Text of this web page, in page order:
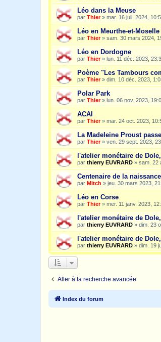
Léo dans la Meuse
par Thier» mar. 16 juil. 2024,
Léo en Meurthe-et-Moselle
par Thier» sam. 30 mars 2024,
Léo en Dordogne
par Thier» lun. 11 déc. 2023,
Poème "Les Tambours
par Thier» dim. 10 déc. 2023,
Polar Park
par Thier» lun. 06 nov. 2023,
ACAI
par Thier» mar. 24 oct. 2023,
La Madeleine Proust
par Thier» ven. 29 sept. 2023,
l'atelier monétaire de Dole,
par thierry EUVRARD » sam. 22
Centenaire de la
par Mitch » jeu. 30 mars 2023,
Léo en Corse
par Thier» mer. 11 janv. 2023,
l'atelier monétaire de Dole,
par thierry EUVRARD » dim. 23
l'atelier monétaire de Dole,
par thierry EUVRARD » dim. 19
Aller à la recherche avancée
Index du forum